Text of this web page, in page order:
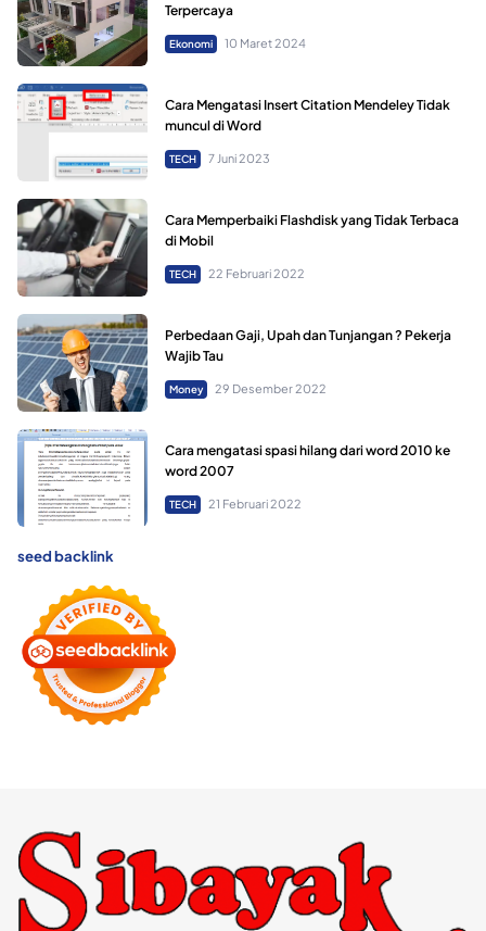
Terpercaya
Ekonomi 10 Maret 2024
Cara Mengatasi Insert Citation Mendeley Tidak
muncul di Word
TECH 7 Juni 2023
Cara Memperbaiki Flashdisk yang Tidak Terbaca
di Mobil
TECH 22 Februari 2022
Perbedaan Gaji, Upah dan Tunjangan ? Pekerja
Wajib Tau
Money 29 Desember 2022
Cara mengatasi spasi hilang dari word 2010 ke
word 2007
TECH 21 Februari 2022
seed backlink